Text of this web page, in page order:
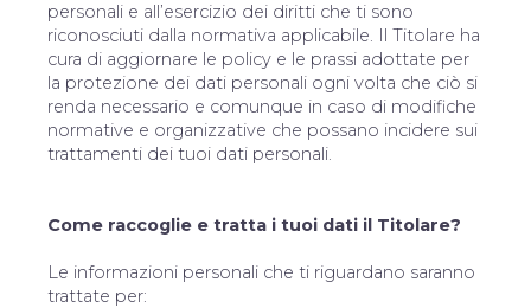
personali e all’esercizio dei diritti che ti sono
riconosciuti dalla normativa applicabile. Il Titolare ha
cura di aggiornare le policy e le prassi adottate per
la protezione dei dati personali ogni volta che ciò si
renda necessario e comunque in caso di modifiche
normative e organizzative che possano incidere sui
trattamenti dei tuoi dati personali.
Come raccoglie e tratta i tuoi dati il Titolare?
Le informazioni personali che ti riguardano saranno
trattate per: